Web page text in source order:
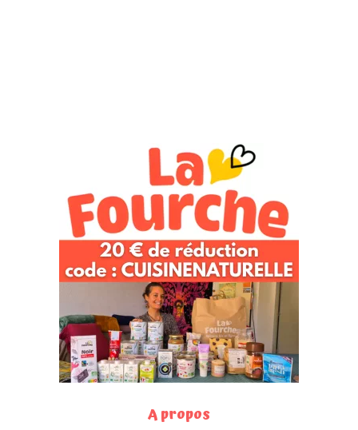
A propos